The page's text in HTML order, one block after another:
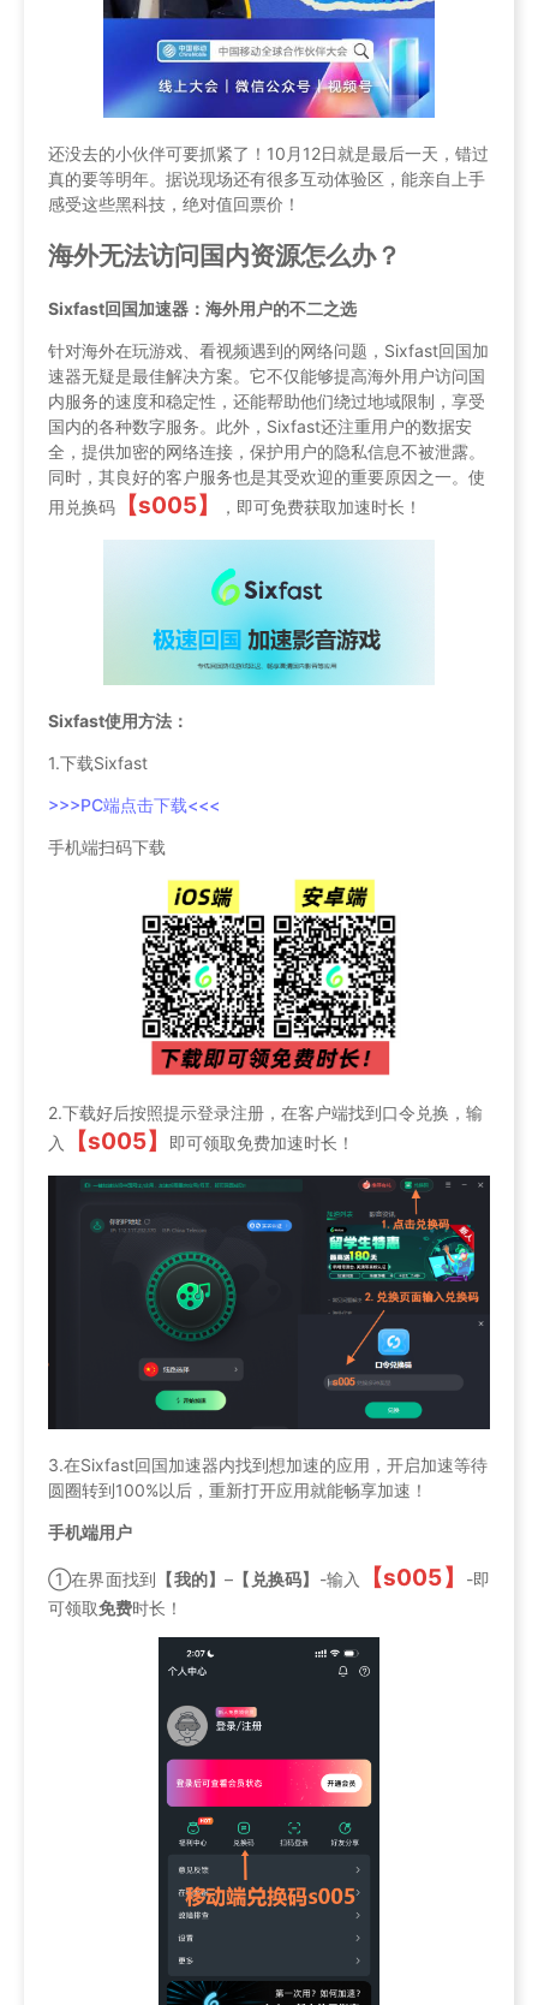
还没去的小伙伴可要抓紧了！10月12日就是最后一天，错过
真的要等明年。据说现场还有很多互动体验区，能亲自上手
感受这些黑科技，绝对值回票价！
海外无法访问国内资源怎么办？
Sixfast回国加速器：海外用户的不二之选
针对海外在玩游戏、看视频遇到的网络问题，Sixfast回国加
速器无疑是最佳解决方案。它不仅能够提高海外用户访问国
内服务的速度和稳定性，还能帮助他们绕过地域限制，享受
国内的各种数字服务。此外，Sixfast还注重用户的数据安
全，提供加密的网络连接，保护用户的隐私信息不被泄露。
同时，其良好的客户服务也是其受欢迎的重要原因之一。使
用兑换码
【s005】 ，即可免费获取加速时长！
Sixfast使用方法：
1.下载Sixfast
>>>PC端点击下载<<<
手机端扫码下载
2.下载好后按照提示登录注册，在客户端找到口令兑换，输
入
【s005】 即可领取免费加速时长！
3.在Sixfast回国加速器内找到想加速的应用，开启加速等待
圆圈转到100%以后，重新打开应用就能畅享加速！
手机端用户
①在界面找到 【我的】– 【兑换码】 -输入 【s005】
-即
可领取免费时长！